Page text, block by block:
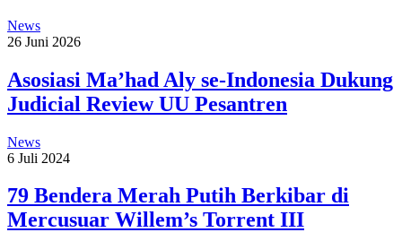
News
26 Juni 2026
Asosiasi Ma’had Aly se-Indonesia Dukung
Judicial Review UU Pesantren
News
6 Juli 2024
79 Bendera Merah Putih Berkibar di
Mercusuar Willem’s Torrent III